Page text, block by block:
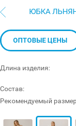
ЮБКА
Длина изделия:
Состав:
Рекомендуемый
ОПТОВЫЕ ЦЕНЫ